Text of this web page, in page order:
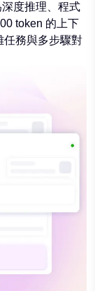
度推理、程式
token 的上下
任務與多步驟對